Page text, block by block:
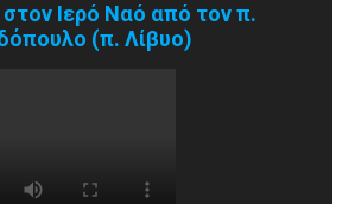
στον Ιερό Ναό από τον π.
(π. Λίβυο)